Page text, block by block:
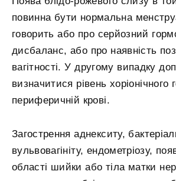
повинна бути нормальна
говорить або про серйозний
дисбаланс, або про наявність
вагітності. У другому випадку
визначитися рівень хоріонічного
периферичній крові.
Загострення аднекситу,
вульвовагініту, ендометріозу,
області шийки або тіла матки